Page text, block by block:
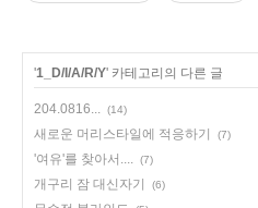
'1_D/I/A/R/Y' 카테고리의 다른 글
204.0816... (14)
새로운 머리스타일에 적응하기 (7)
'여유'를 찾아서.... (7)
개구리 잠 대신자기 (6)